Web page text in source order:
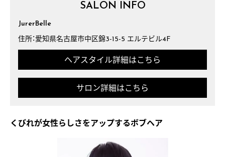
SALON INFO
JurerBelle
住所：愛知県名古屋市中区錦3-15-5 エルテビル4F
ヘアスタイル詳細はこちら
サロン詳細はこちら
くびれが女性らしさをアップするボブヘア